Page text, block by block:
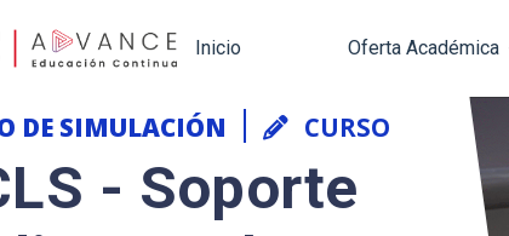
Inicio Oferta Académica
DE SIMULACIÓN CURSO
- Soporte